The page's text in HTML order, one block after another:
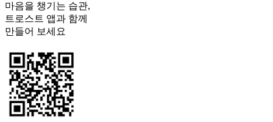
마음을 챙기는 습관,
트로스트 앱과 함께
만들어 보세요